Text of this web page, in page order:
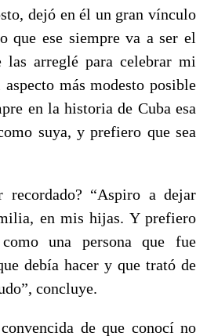
dejó en él un gran vínculo
que ese siempre va a ser el
arreglé para celebrar mi
aspecto más modesto posible
en la historia de Cuba esa
suya, y prefiero que sea
recordado? “Aspiro a dejar
en mis hijas. Y prefiero
una persona que fue
debía hacer y que trató de
concluye.
de que conocí no